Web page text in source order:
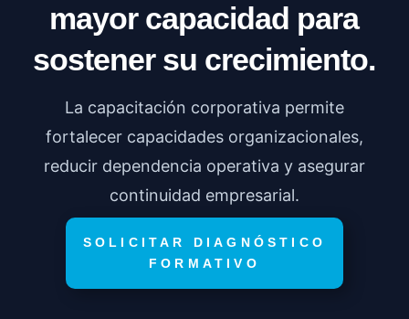
mayor capacidad para
sostener su crecimiento.
La capacitación corporativa permite
fortalecer capacidades organizacionales,
reducir dependencia operativa y asegurar
continuidad empresarial.
SOLICITAR DIAGNÓSTICO
FORMATIVO